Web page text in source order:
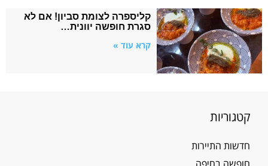
קליספרה לצומת סביון! אם לא
סגרת חופשה יוונית…
קרא עוד »
קטגוריות
חדשות התיירות